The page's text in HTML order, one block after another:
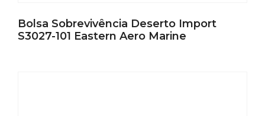
Bolsa Sobrevivência Deserto Import
S3027-101 Eastern Aero Marine